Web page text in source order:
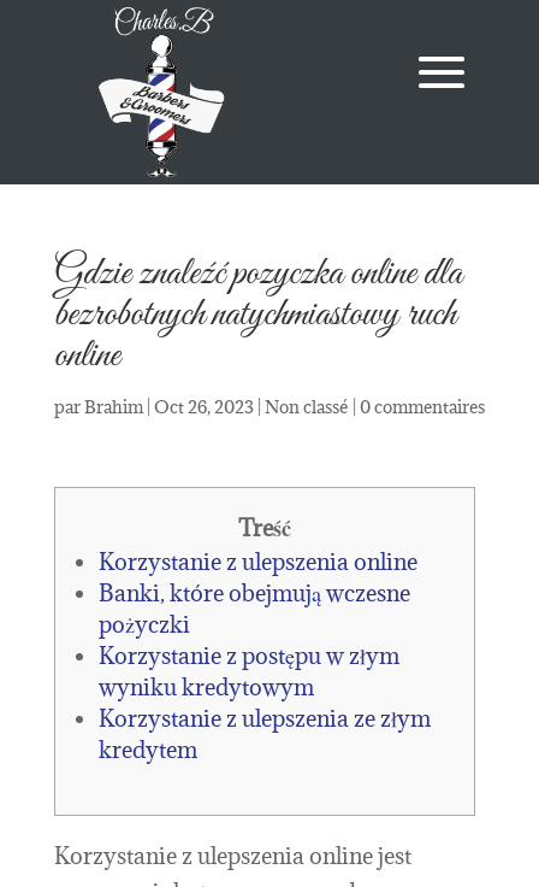
Gdzie znaleźć pozyczka online dla
bezrobotnych natychmiastowy ruch
online
parBrahim| Oct 26, 2023| Non classé 0 commentaires
Treść
Korzystanie z ulepszenia online
Banki, które obejmują wczesne
pożyczki
Korzystanie z postępu w złym
wyniku kredytowym
Korzystanie z ulepszenia ze złym
kredytem
Korzystanie z ulepszenia online jest